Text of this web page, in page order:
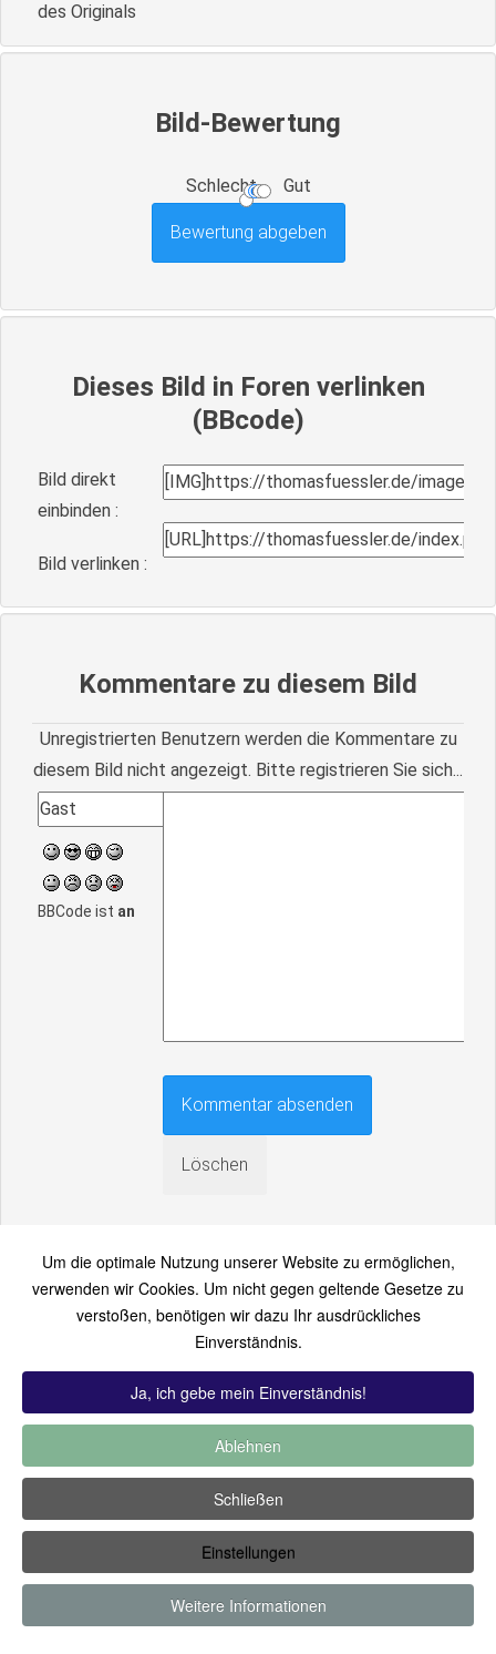
des Originals
Bild-Bewertung
Schlecht Gut
Dieses Bild in Foren verlinken
(BBcode)
Bild direkt
einbinden :
Bild verlinken :
Kommentare zu diesem Bild
Unregistrierten Benutzern werden die Kommentare zu
diesem Bild nicht angezeigt. Bitte registrieren Sie sich...
BBCode ist an
An einen Freund senden
Bitte loggen Sie sich zuerst ein...
-Zuletzt hinzugekommen
kommentiert-Meist gesehen
Copyright ©2019 by Thomas Füssler
Um die optimale Nutzung unserer Website zu ermöglichen,
verwenden wir Cookies. Um nicht gegen geltende Gesetze zu
verstoßen, benötigen wir dazu Ihr ausdrückliches
Einverständnis.
Ja, ich gebe mein Einverständnis!
Ablehnen
Schließen
Einstellungen
Weitere Informationen